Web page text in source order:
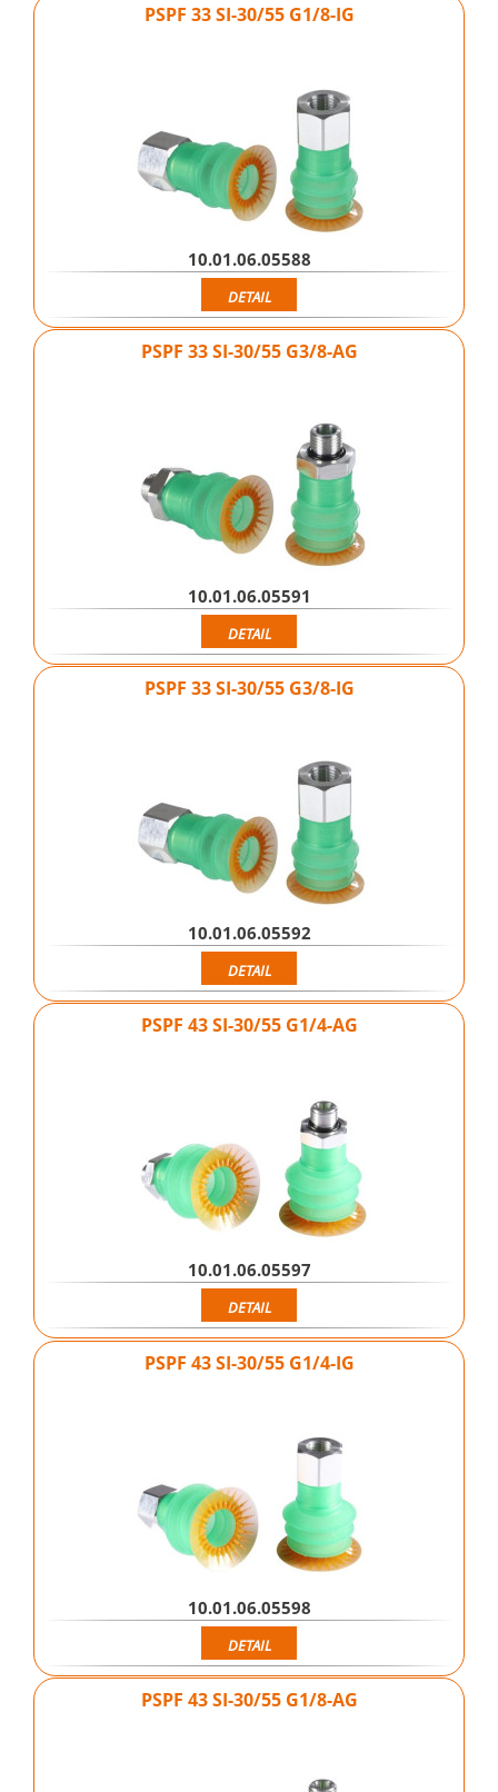
PSPF 33 SI-30/55 G1/8-IG
10.01.06.05588
DETAIL
PSPF 33 SI-30/55 G3/8-AG
10.01.06.05591
DETAIL
PSPF 33 SI-30/55 G3/8-IG
10.01.06.05592
DETAIL
PSPF 43 SI-30/55 G1/4-AG
10.01.06.05597
DETAIL
PSPF 43 SI-30/55 G1/4-IG
10.01.06.05598
DETAIL
PSPF 43 SI-30/55 G1/8-AG